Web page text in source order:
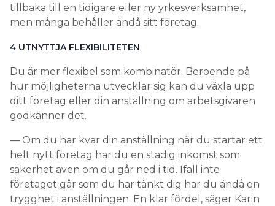
tillbaka till en tidigare eller ny yrkesverksamhet,
men många behåller ändå sitt företag.
4 UTNYTTJA ­FLEXIBILITETEN
Du är mer flexibel som kombinatör. Beroende på
hur möjligheterna utvecklar sig kan du växla upp
ditt företag eller din anställning om arbetsgivaren
godkänner det.
— Om du har kvar din anställning när du startar ett
helt nytt företag har du en stadig inkomst som
säkerhet även om du går ned i tid. Ifall inte
företaget går som du har tänkt dig har du ändå en
trygghet i anställningen. En klar fördel, säger Karin